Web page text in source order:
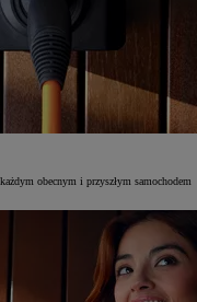
obecnym i przyszłym samochodem